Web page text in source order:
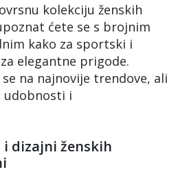
kolekciju ženskih
ćete se s brojnim
kako za sportski i
elegantne prigode.
na najnovije trendove, ali
udobnosti i
dizajni ženskih